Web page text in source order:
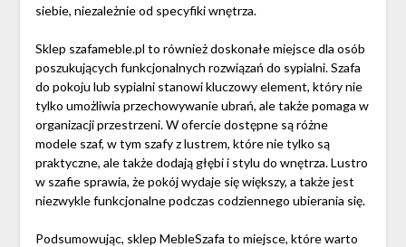
siebie, niezależnie od specyfiki wnętrza.
Sklep szafameble.pl to również doskonałe miejsce dla osób
poszukujących funkcjonalnych rozwiązań do sypialni. Szafa
do pokoju lub sypialni stanowi kluczowy element, który nie
tylko umożliwia przechowywanie ubrań, ale także pomaga w
organizacji przestrzeni. W ofercie dostępne są różne
modele szaf, w tym szafy z lustrem, które nie tylko są
praktyczne, ale także dodają głębi i stylu do wnętrza. Lustro
w szafie sprawia, że pokój wydaje się większy, a także jest
niezwykle funkcjonalne podczas codziennego ubierania się.
Podsumowując, sklep MebleSzafa to miejsce, które warto